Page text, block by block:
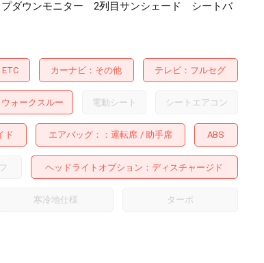
ダウンモニター 2列目サンシェード シートバ
ETC カーナビ その他 テレビ フルセグ
ウォークスルー 電動シート シートエアコン
ド エアバッグ： 運転席 助手席 ABS
ヘッドライトオプション ディスチャージド
寒冷地仕様 ターボ